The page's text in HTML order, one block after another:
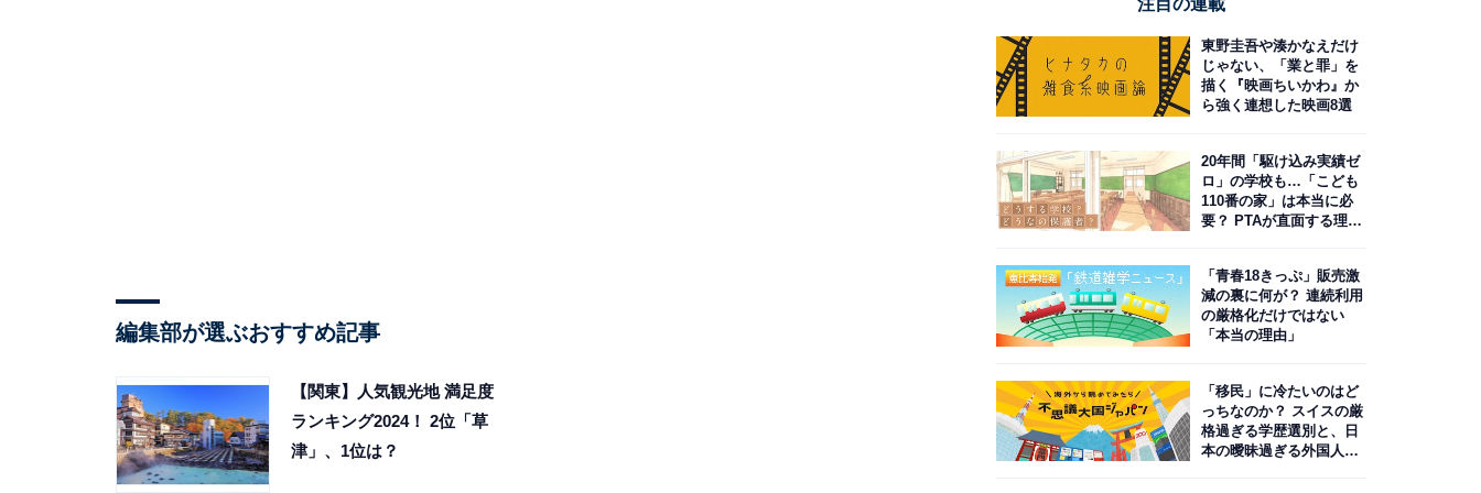
編集部が選ぶおすすめ記事
【関東】人気観光地 満足度
ランキング2024！ 2位「草
津」、1位は？
東野圭吾や湊かなえだけ
じゃない、「業と罪」を
描く『映画ちいかわ』か
ら強く連想した映画8選
20年間「駆け込み実績ゼ
ロ」の学校も…「こども
110番の家」は本当に必
要？ PTAが直面する理想
「青春18きっぷ」販売激
減の裏に何が？ 連続利用
の厳格化だけではない
「本当の理由」
「移民」に冷たいのはど
っちなのか？ スイスの厳
格過ぎる学歴選別と、日
本の曖昧過ぎる外国人政